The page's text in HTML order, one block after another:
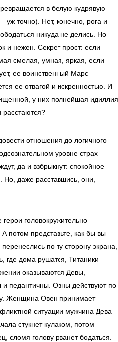
в белую кудрявую
уж точно).
Нет, конечно, рога и
никуда не делись. Но
и нежен. Секрет прост: если
смелая, умная, яркая, если
ее воинственный Марс
ее отвагой и искренностью. И
у них полнейшая идиллия
расстаются?
отношения до логичного
уровне страх
да и взбрыкнут: спокойное
даже расставшись, они,
герои головокружительно
потом представьте, как бы вы
по ту сторону экрана,
где дома рушатся, Титаники
оказываются Девы,
педантичны. Овны действуют по
Женщина Овен принимает
ситуации мужчина Дева
стукнет кулаком, потом
сломя голову рванет бодаться.